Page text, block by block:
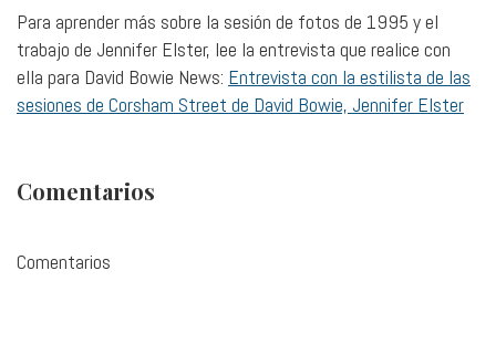
Para aprender más sobre la sesión de fotos de 1995 y el
trabajo de Jennifer Elster, lee la entrevista que realice con
ella para David Bowie News: Entrevista con la estilista de las
sesiones de Corsham Street de David Bowie, Jennifer Elster
Comentarios
Comentarios